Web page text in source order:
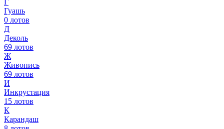
Г
Гуашь
0 лотов
Д
Деколь
69 лотов
Ж
Живопись
69 лотов
И
Инкрустация
15 лотов
К
Карандаш